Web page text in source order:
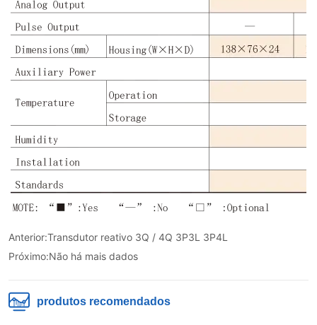
Anterior:Transdutor reativo 3Q / 4Q 3P3L 3P4L
Próximo:Não há mais dados
produtos recomendados